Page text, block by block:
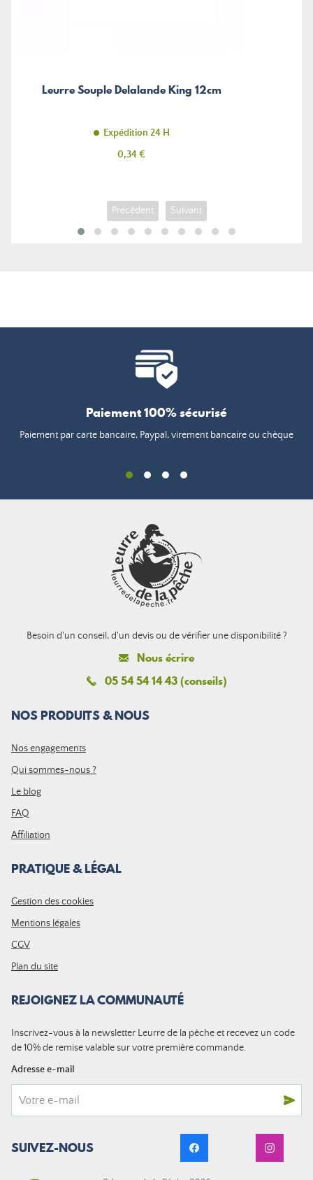
Leurre Souple Delalande King 12cm
Expédition 24 H
Prix
0,34 €
Précédent Suivant
Paiement 100% sécurisé
Paiement par carte bancaire, Paypal, virement bancaire ou chèque
Besoin d'un conseil, d'un devis ou de vérifier une disponibilité ?
Nous écrire
05 54 54 14 43 (conseils)
NOS PRODUITS & NOUS
Nos engagements
Qui sommes-nous ?
Le blog
FAQ
Affiliation
PRATIQUE & LÉGAL
Gestion des cookies
Mentions légales
CGV
Plan du site
REJOIGNEZ LA COMMUNAUTÉ
Inscrivez-vous à la newsletter Leurre de la pêche et recevez un code
de 10% de remise valable sur votre première commande.
Adresse e-mail
SUIVEZ-NOUS